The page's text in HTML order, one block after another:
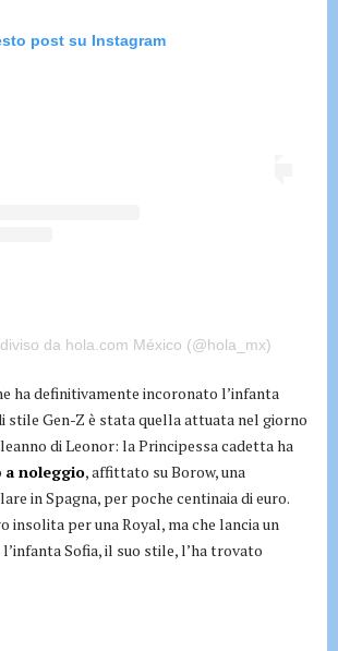
post su Instagram
da hola.com México (@hola_mx)
ha definitivamente incoronato l’infanta
stile Gen-Z è stata quella attuata nel giorno
di Leonor: la Principessa cadetta ha
a noleggio, affittato su Borow, una
in Spagna, per poche centinaia di euro.
insolita per una Royal, ma che lancia un
Sofia, il suo stile, l’ha trovato